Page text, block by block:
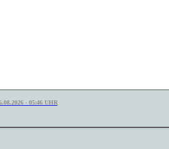
- 05:46 UHR